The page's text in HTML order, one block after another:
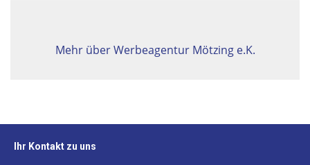
Mehr über Werbeagentur Mötzing e.K.
Ihr Kontakt zu uns